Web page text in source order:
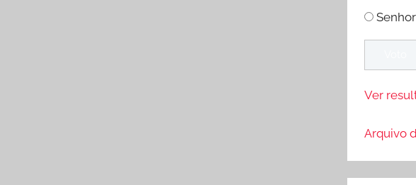
Ver
Arquivo